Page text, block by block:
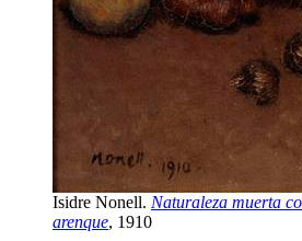
Isidre Nonell. Naturaleza muerta
arenque, 1910